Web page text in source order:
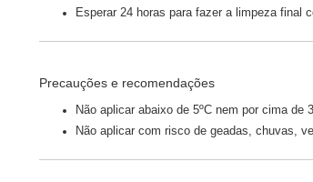
Esperar 24 horas para fazer a limpeza final
Precauções e recomendações
Não aplicar abaixo de 5ºC nem por cima de
Não aplicar com risco de geadas, chuvas,